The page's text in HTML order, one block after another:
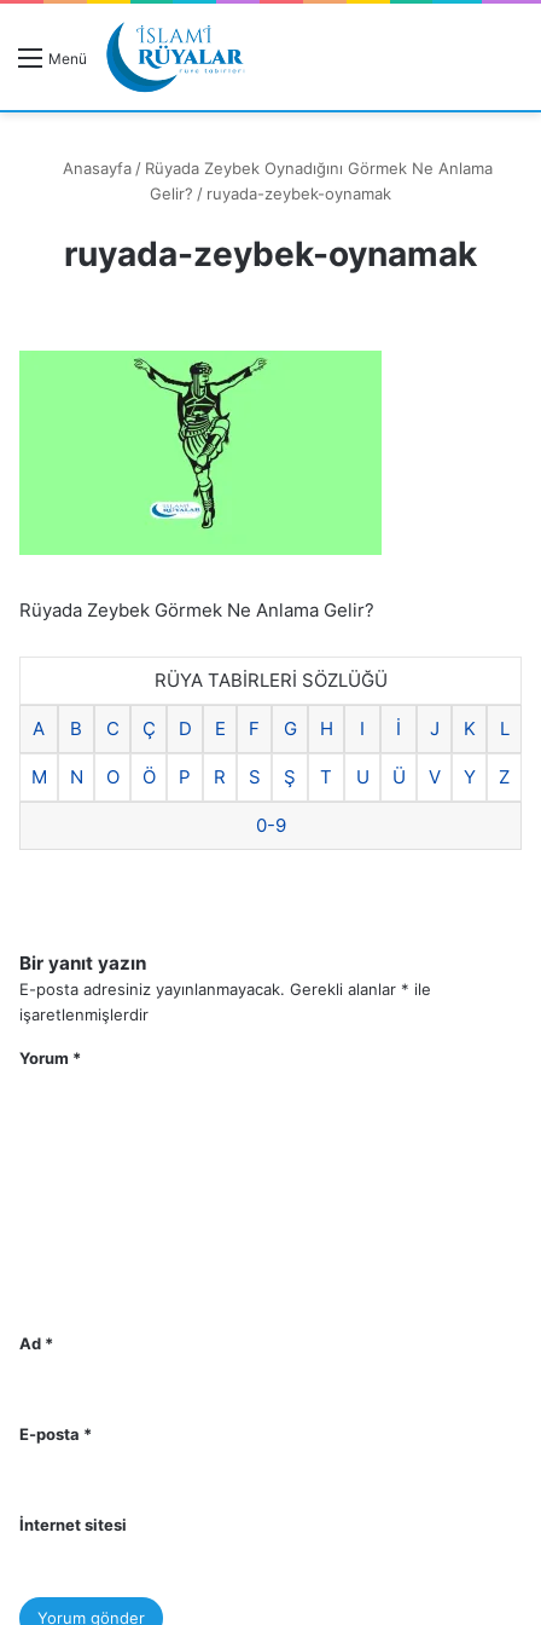
Menü
Anasayfa / Rüyada Zeybek Oynadığını Görmek Ne Anlama
Gelir? / ruyada-zeybek-oynamak
ruyada-zeybek-oynamak
Rüyada Zeybek Görmek Ne Anlama Gelir?
RÜYA TABİRLERİ SÖZLÜĞÜ
A B C Ç D E F G H I İ J K L
M N O Ö P R S Ş T U Ü V Y Z
0-9
Bir yanıt yazın
E-posta adresiniz yayınlanmayacak. Gerekli alanlar * ile
işaretlenmişlerdir
Yorum *
Ad *
E-posta *
İnternet sitesi
Rüyanızı Arayın